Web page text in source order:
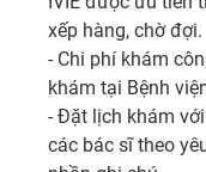
xếp hàng, chờ đợi.
- Chi phí khám
khám tại Bệnh
- Đặt lịch khám
các bác sĩ theo